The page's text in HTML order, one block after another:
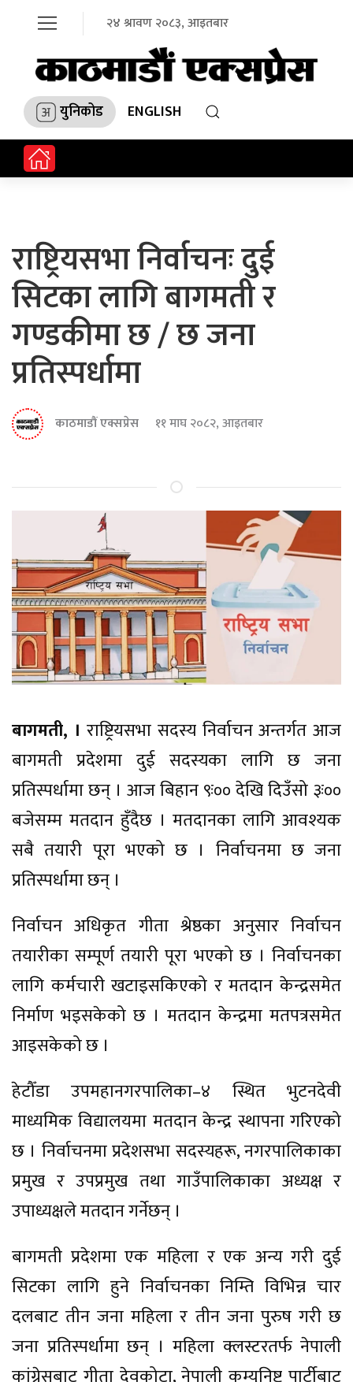
२४ श्रावण २०८३, आइतबार
युनिकोड ENGLISH
राष्ट्रियसभा निर्वाचनः दुई
सिटका लागि बागमती र
गण्डकीमा छ / छ जना
प्रतिस्पर्धामा
काठमाडौं एक्सप्रेस ११ माघ २०८२, आइतबार
बागमती, । राष्ट्रियसभा सदस्य निर्वाचन अन्तर्गत आज
बागमती प्रदेशमा दुई सदस्यका लागि छ जना
प्रतिस्पर्धामा छन् । आज बिहान ९ः०० देखि दिउँसो ३ः००
बजेसम्म मतदान हुँदैछ । मतदानका लागि आवश्यक
सबै तयारी पूरा भएको छ । निर्वाचनमा छ जना
प्रतिस्पर्धामा छन् ।
निर्वाचन अधिकृत गीता श्रेष्ठका अनुसार निर्वाचन
तयारीका सम्पूर्ण तयारी पूरा भएको छ । निर्वाचनका
लागि कर्मचारी खटाइसकिएको र मतदान केन्द्रसमेत
निर्माण भइसकेको छ । मतदान केन्द्रमा मतपत्रसमेत
आइसकेको छ ।
हेटौँडा उपमहानगरपालिका–४ स्थित भुटनदेवी
माध्यमिक विद्यालयमा मतदान केन्द्र स्थापना गरिएको
छ । निर्वाचनमा प्रदेशसभा सदस्यहरू, नगरपालिकाका
प्रमुख र उपप्रमुख तथा गाउँपालिकाका अध्यक्ष र
उपाध्यक्षले मतदान गर्नेछन् ।
बागमती प्रदेशमा एक महिला र एक अन्य गरी दुई
सिटका लागि हुने निर्वाचनका निम्ति विभिन्न चार
दलबाट तीन जना महिला र तीन जना पुरुष गरी छ
जना प्रतिस्पर्धामा छन् । महिला क्लस्टरतर्फ नेपाली